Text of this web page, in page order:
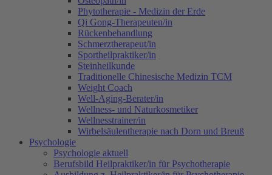
Phytotherapie - Medizin der Erde
Qi Gong-Therapeuten/in
Rückenbehandlung
Schmerztherapeut/in
Sportheilpraktiker/in
Steinheilkunde
Traditionelle Chinesische Medizin TCM
Weight Coach
Well-Aging-Berater/in
Wellness- und Naturkosmetiker
Wellnesstrainer/in
Wirbelsäulentherapie nach Dorn und Breuß
Psychologie
Psychologie aktuell
Berufsbild Heilpraktiker/in für Psychotherapie